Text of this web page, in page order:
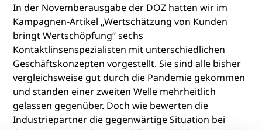
In der Novemberausgabe der DOZ hatten wir im
Kampagnen-Artikel „Wertschätzung von Kunden
bringt Wertschöpfung“ sechs
Kontaktlinsenspezialisten mit unterschiedlichen
Geschäftskonzepten vorgestellt. Sie sind alle bisher
vergleichsweise gut durch die Pandemie gekommen
und standen einer zweiten Welle mehrheitlich
gelassen gegenüber. Doch wie bewerten die
Industriepartner die gegenwärtige Situation bei